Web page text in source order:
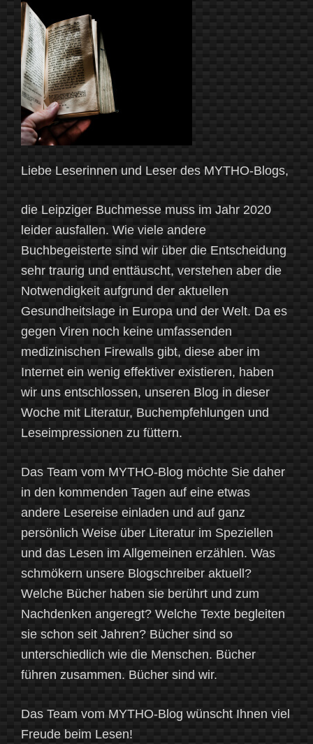
Spiegel
und
Scheibenwelten“
Liebe Leserinnen und Leser des MYTHO-Blogs,
die Leipziger Buchmesse muss im Jahr 2020
leider ausfallen. Wie viele andere
Buchbegeisterte sind wir über die Entscheidung
sehr traurig und enttäuscht, verstehen aber die
Notwendigkeit aufgrund der aktuellen
Gesundheitslage in Europa und der Welt. Da es
gegen Viren noch keine umfassenden
medizinischen Firewalls gibt, diese aber im
Internet ein wenig effektiver existieren, haben
wir uns entschlossen, unseren Blog in dieser
Woche mit Literatur, Buchempfehlungen und
Leseimpressionen zu füttern.
Das Team vom MYTHO-Blog möchte Sie daher
in den kommenden Tagen auf eine etwas
andere Lesereise einladen und auf ganz
persönlich Weise über Literatur im Speziellen
und das Lesen im Allgemeinen erzählen. Was
schmökern unsere Blogschreiber aktuell?
Welche Bücher haben sie berührt und zum
Nachdenken angeregt? Welche Texte begleiten
sie schon seit Jahren? Bücher sind so
unterschiedlich wie die Menschen. Bücher
führen zusammen. Bücher sind wir.
Das Team vom MYTHO-Blog wünscht Ihnen viel
Freude beim Lesen!